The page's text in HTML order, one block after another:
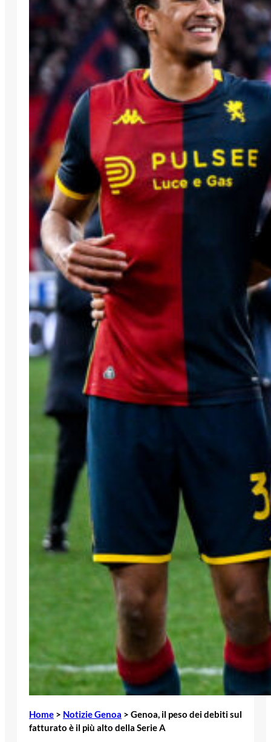
Home > Notizie Genoa > Genoa, il peso dei debiti sul
fatturato è il più alto della Serie A